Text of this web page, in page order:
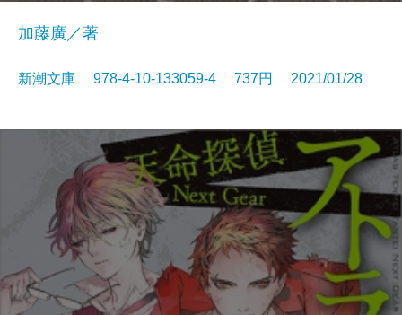
加藤廣／著
新潮文庫 978-4-10-133059-4 737円 2021/01/28